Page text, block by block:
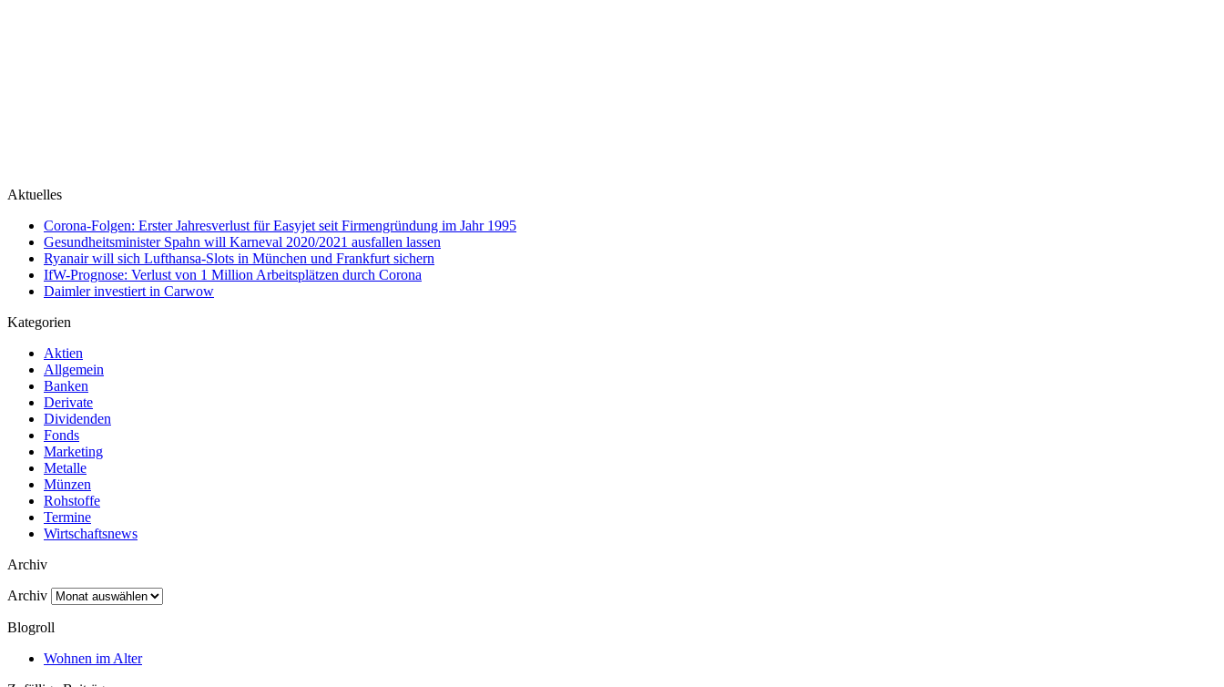
Aktuelles
Corona-Folgen: Erster Jahresverlust für Easyjet seit Firmengründung im Jahr 1995
Gesundheitsminister Spahn will Karneval 2020/2021 ausfallen lassen
Ryanair will sich Lufthansa-Slots in München und Frankfurt sichern
IfW-Prognose: Verlust von 1 Million Arbeitsplätzen durch Corona
Daimler investiert in Carwow
Kategorien
Aktien
Allgemein
Banken
Derivate
Dividenden
Fonds
Marketing
Metalle
Münzen
Rohstoffe
Termine
Wirtschaftsnews
Archiv
Archiv
Blogroll
Wohnen im Alter